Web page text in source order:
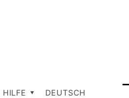
HILFE DEUTSCH